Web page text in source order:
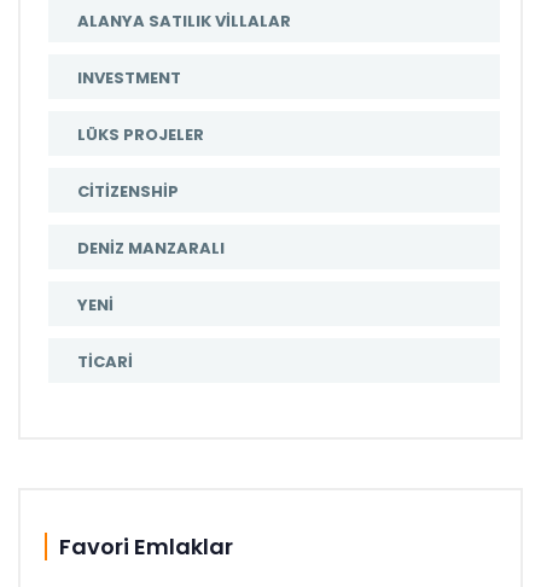
ALANYA SATILIK VILLALAR
INVESTMENT
LÜKS PROJELER
CITIZENSHIP
DENIZ MANZARALI
YENI
TICARI
Favori Emlaklar